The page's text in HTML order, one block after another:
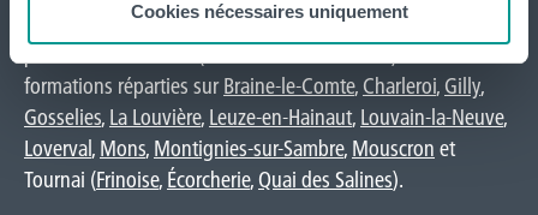
Cookies nécessaires uniquement
La HELHa propose des études supérieures
formations réparties surBraine-le-Comte, Charleroi, Gilly,
Gosselies, La Louvière, Leuze-en-Hainaut, Louvain-la-Neuve,
Loverval, Mons, Montignies-sur-Sambre, Mouscron et
Tournai (Frinoise, Écorcherie, Quai des Salines).